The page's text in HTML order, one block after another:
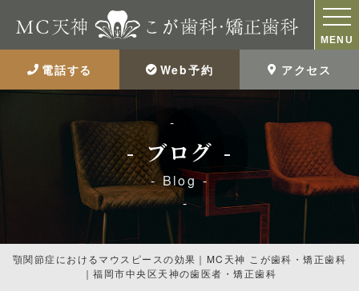
MENU
電話する Web予約 アクセス
ブログ
Blog
顎関節症におけるマウスピースの効果｜MC天神 こが歯科・矯正歯科
｜福岡市中央区天神の歯医者・矯正歯科